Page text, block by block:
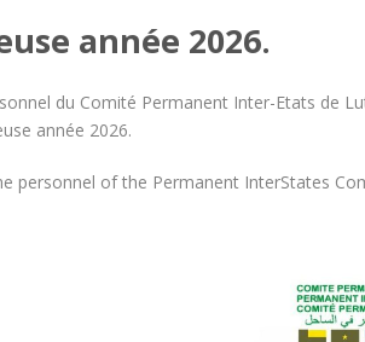
année 2026.
du Comité Permanent Inter-Etats de
année 2026.
personnel of the Permanent InterStates